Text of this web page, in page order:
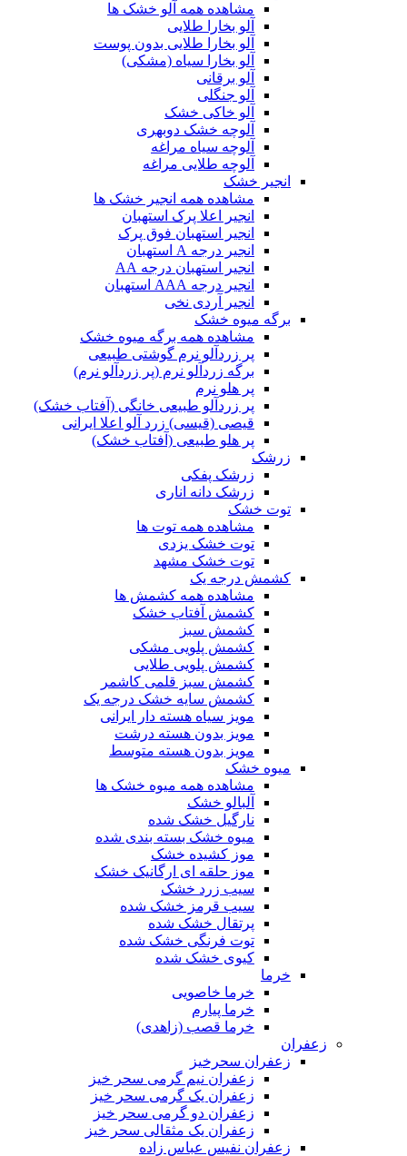
مشاهده همه آلو خشک ها
آلو بخارا طلایی
آلو بخارا طلایی بدون پوست
آلو بخارا سیاه (مشکی)
آلو برقانی
آلو جنگلی
آلو خاکی خشک
آلوچه خشک دوبهری
آلوچه سیاه مراغه
آلوچه طلایی مراغه
انجیر خشک
مشاهده همه انجیر خشک ها
انجیر اعلا پرک استهبان
انجیر استهبان فوق پرک
انجیر درجه A استهبان
انجیر استهبان درجه AA
انجیر درجه AAA استهبان
انجیر آردی نخی
برگه میوه خشک
مشاهده همه برگه میوه خشک
پر زردآلو نرم گوشتی طبیعی
برگه زردآلو نرم (پر زردآلو نرم)
پر هلو نرم
پر زردآلو طبیعی خانگی (آفتاب خشک)
قیصی (قیسی) زرد آلو اعلا ایرانی
پر هلو طبیعی (آفتاب خشک)
زرشک
زرشک پفکی
زرشک دانه اناری
توت خشک
مشاهده همه توت ها
توت خشک یزدی
توت خشک مشهد
کشمش درجه یک
مشاهده همه کشمش ها
کشمش آفتاب خشک
کشمش سبز
کشمش پلویی مشکی
کشمش پلویی طلایی
کشمش سبز قلمی کاشمر
کشمش سایه خشک درجه یک
مویز سیاه هسته دار ایرانی
مویز بدون هسته درشت
مویز بدون هسته متوسط
میوه خشک
مشاهده همه میوه خشک ها
آلبالو خشک
نارگیل خشک شده
میوه خشک بسته بندی شده
موز کشیده خشک
موز حلقه ای ارگانیک خشک
سیب زرد خشک
سیب قرمز خشک شده
پرتقال خشک شده
توت فرنگی خشک شده
کیوی خشک شده
خرما
خرما خاصویی
خرما پیارم
خرما قصب (زاهدی)
زعفران
زعفران سحرخیز
زعفران نیم گرمی سحر خیز
زعفران یک گرمی سحر خیز
زعفران دو گرمی سحر خیز
زعفران یک مثقالی سحر خیز
زعفران نفیس عباس زاده